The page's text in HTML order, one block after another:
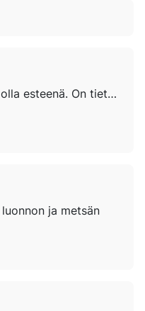
Jutussa tulee hienosti esiin metsään menon valmistelu ja varustautuminen. Ne ovat välttämättömiä, mutta eivät ylivoimaisia eli sen ei pitäisi olla esteenä. On tietysti huomioitava oma tilanteensa kuten esimerkiksi tasapainohäiriö, mutta sekään ei...
ja metsän